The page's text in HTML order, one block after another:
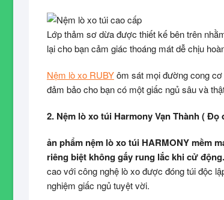
Lớp thảm sơ dừa được thiết kế bên trên
lại cho bạn cảm giác thoáng mát dễ chịu
Nệm lò xo RUBYôm sát mọi đường cong
đảm bảo cho bạn có một giấc ngủ sâu và
2. Nệm lò xo túi Harmony Vạn Thành ( Đọ
ản phẩm nệm lò xo túi HARMONY mềm
riêng biệt không gấy rung lắc khi cử
cao với công nghệ lò xo được đóng túi độc
nghiệm giấc ngủ tuyệt vời.